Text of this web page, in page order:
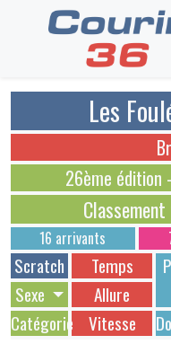
Les
26ème édition
16 arrivants
Scratch Temps
Allure
Vitesse
Sexe
Catégorie